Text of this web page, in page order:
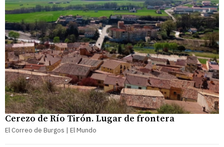
Cerezo de Río Tirón. Lugar de frontera
El Correo de Burgos | El Mundo